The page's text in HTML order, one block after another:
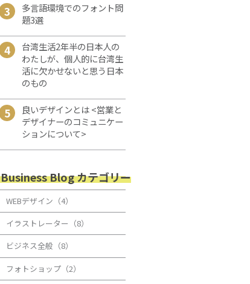
3
多言語環境でのフォント問
題3選
4
台湾生活2年半の日本人の
わたしが、個人的に台湾生
活に欠かせないと思う日本
のもの
5
良いデザインとは <営業と
デザイナーのコミュニケー
ションについて>
Business Blog カテゴリー
WEBデザイン（4）
イラストレーター（8）
ビジネス全般（8）
フォトショップ（2）